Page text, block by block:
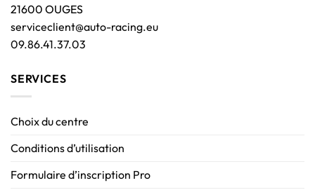
21600 OUGES
serviceclient@auto-racing.eu
09.86.41.37.03
SERVICES
Choix du centre
Conditions d’utilisation
Formulaire d’inscription Pro